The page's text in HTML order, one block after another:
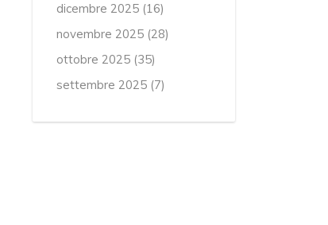
dicembre 2025 (16)
novembre 2025 (28)
ottobre 2025 (35)
settembre 2025 (7)